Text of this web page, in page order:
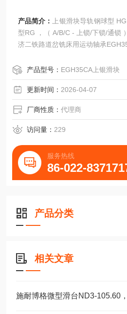
产品简介：
上银滑块导轨钢球型 HG，EG，MG，QH滚柱体
型RG ，（ A/B/C - 上锁/下锁/通锁
济二铁路道岔铣床用运动轴承
产品型号： EGH35CA上银滑块
更新时间： 2026-04-07
厂商性质：代理商
访问量： 229
服务热线
86-022-
产品分类
相关文章